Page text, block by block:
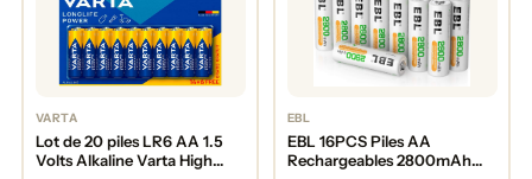
VARTA
Lot de 20 piles LR6 AA 1.5
Volts Alkaline Varta High
EBL
EBL 16PCS Piles AA
Rechargeables 2800mAh